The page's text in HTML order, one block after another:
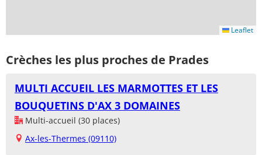
Leaflet
Crèches les plus proches de Prades
MULTI ACCUEIL LES MARMOTTES ET LES
BOUQUETINS D'AX 3 DOMAINES
Multi-accueil (30 places)
Ax-les-Thermes (09110)